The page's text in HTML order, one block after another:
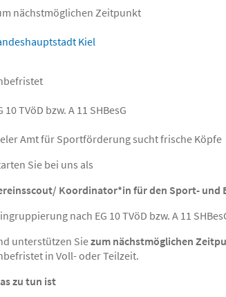
nächstmöglichen Zeitpunkt
Kiel
10 TVöD bzw. A 11 SHBesG
Amt für Sportförderung sucht frische Köpfe
Sie bei uns als
Koordinator*in für den Sport- und
nach EG 10 TVöD bzw. A 11
unterstützen Siezum nächstmöglichen
in Voll- oder Teilzeit.
zu tun ist